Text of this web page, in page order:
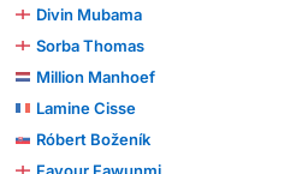
Divin Mubama
Sorba Thomas
Million Manhoef
Lamine Cisse
Róbert Boženík